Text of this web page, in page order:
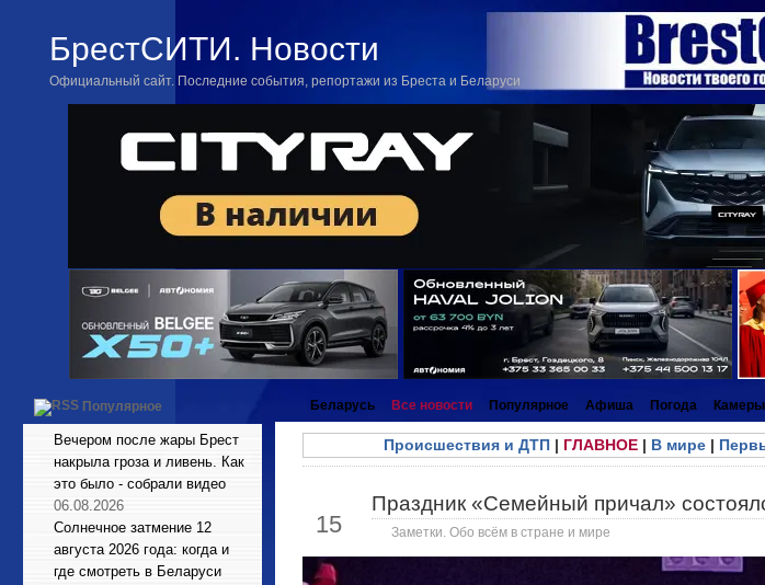
БрестСИТИ. Новости
Официальный сайт. Последние события, репортажи из Бреста и Беларуси
Популярное
Вечером после жары Брест
накрыла гроза и ливень. Как
это было - собрали видео
06.08.2026
Солнечное затмение 12
августа 2026 года: когда и
где смотреть в Беларуси
Беларусь Все новости Популярное Афиша Погода
Происшествия и ДТП| ГЛАВНОЕ| В мире|
15
Праздник «Семейный причал»
Заметки. Обо всём в стране и мире